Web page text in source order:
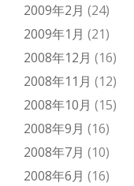
2009年2月 (24)
2009年1月 (21)
2008年12月 (16)
2008年11月 (12)
2008年10月 (15)
2008年9月 (16)
2008年7月 (10)
2008年6月 (16)